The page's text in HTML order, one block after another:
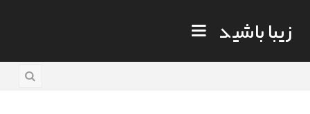
زیبا باشید